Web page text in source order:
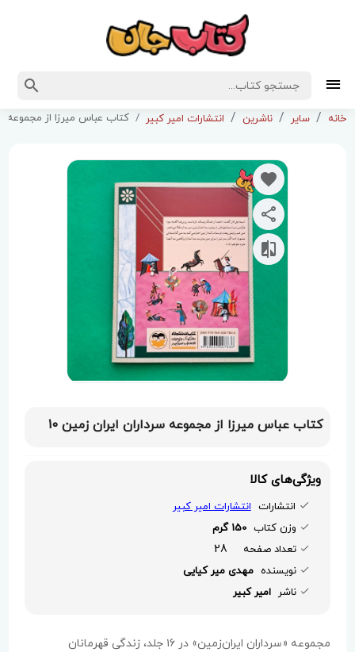
خانه سایر ناشرین انتشارات امیر کبیر کتاب عباس میرزا از مجموعه
کتاب عباس میرزا از مجموعه سرداران ایران زمین 10
ویژگی‌های کالا
انتشارات انتشارات امیر کبیر
وزن کتاب 150 گرم
تعداد صفحه
28
نویسنده مهدی میر کیایی
ناشر امیر کبیر
مجموعه «سرداران ایران‌زمین» در ۱۶ جلد، زندگی قهرمانان